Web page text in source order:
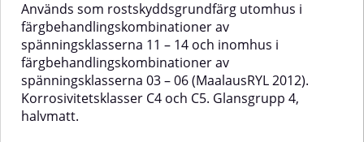
Används som rostskyddsgrundfärg utomhus i
färgbehandlingskombinationer av
spänningsklasserna 11 – 14 och inomhus i
färgbehandlingskombinationer av
spänningsklasserna 03 – 06 (MaalausRYL 2012).
Korrosivitetsklasser C4 och C5. Glansgrupp 4,
halvmatt.